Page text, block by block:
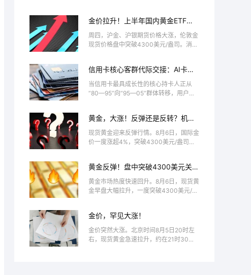
金价拉升！上半年国内黄金ETF增
仓量超28吨
周四，沪金、沪银期货价格大涨，伦敦金
现货价格盘中突破4300美元/盎司。消息
量为28.677吨，较2025年上半年下降6...
信用卡核心客群代际交接：AI卡成
银行深耕“新世代”首块试验田
当信用卡最具成长性的核心持卡人正从
“80—95”向“95—05”群体转移，用户对
群分化，意味着粗放式优惠补贴的打法失
效，银...
黄金，大涨！反弹还是反转？机构
最新研判
现货黄金迎来反弹行情。8月6日，国际金
价一度涨超4%，突破4300美元/盎司关
3.10%，今日盘中继续冲高，已经逼近
930元/克。...
黄金反弹！盘中突破4300美元关
口，后市怎么走？
黄金市场热度快速回升。8月6日，现货黄
金早盘大幅拉升，一度突破4300美元/盎
司，日内上涨0.5%。期货市场与现货...
金价，罕见大涨！
金价突然大涨。北京时间8月5日20时左
右，现货黄金急速拉升，约在21时30分